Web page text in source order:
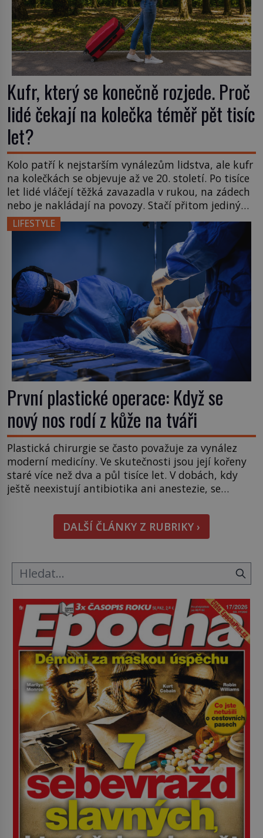
Kufr, který se konečně rozjede. Proč
lidé čekají na kolečka téměř pět tisíc
let?
Kolo patří k nejstarším vynálezům lidstva, ale kufr
na kolečkách se objevuje až ve 20. století. Po tisíce
let lidé vláčejí těžká zavazadla v rukou, na zádech
nebo je nakládají na povozy. Stačí přitom jediný
nápad, připevnit ke kufru kolečka. Jenže právě ten
nikdo dlouho nedostane. Až jednou se na letišti
LIFESTYLE
První plastické operace: Když se
nový nos rodí z kůže na tváři
Plastická chirurgie se často považuje za vynález
moderní medicíny. Ve skutečnosti jsou její kořeny
staré více než dva a půl tisíce let. V dobách, kdy
ještě neexistují antibiotika ani anestezie, se
znetvořené válkou, tresty nebo nehodami. Jejich
metody jsou překvapivě promyšlené a některé
principy používají chirurgové dodnes. Úplně první
DALŠÍ ČLÁNKY Z RUBRIKY ›